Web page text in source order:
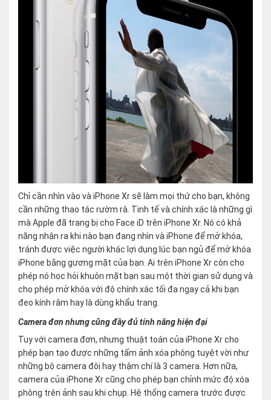
Chỉ cần nhìn vào và iPhone Xr sẽ làm mọi thứ cho bạn, không
cần những thao tác rườm rà. Tinh tế và chính xác là những gì
mà Apple đã trang bị cho Face iD trên iPhone Xr. Nó có khả
năng nhận ra khi nào bạn đang nhìn và iPhone để mở khóa,
tránh được việc người khác lợi dụng lúc bạn ngủ để mở khóa
iPhone bằng gương mặt của bạn. Ai trên iPhone Xr còn cho
phép nó học hỏi khuôn mặt bạn sau một thời gian sử dụng và
cho phép mở khóa với độ chính xác tối đa ngay cả khi bạn
đeo kính râm hay là dùng khẩu trang.
Camera đơn nhưng cũng đầy đủ tính năng hiện đại
Tuy với camera đơn, nhưng thuật toán của iPhone Xr cho
phép bạn tạo được những tấm ảnh xóa phông tuyệt vời như
những bộ camera đôi hay thậm chí là 3 camera. Hơn nữa,
camera của iPhone Xr cũng cho phép bạn chỉnh mức độ xóa
phông trên ảnh sau khi chụp. Hệ thống camera trước được